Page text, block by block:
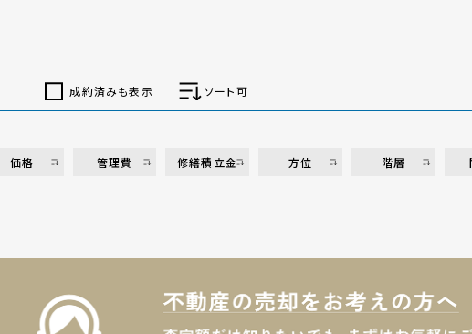
成約済みも表示 ソート可
価格 管理費 修繕積立金 方位 階層